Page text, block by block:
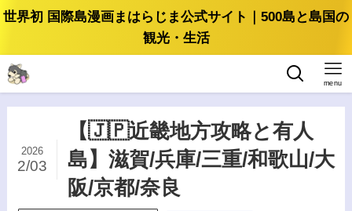
世界初 国際島漫画まはらじま公式サイト｜500島と島国の
観光・生活
menu
【🇯🇵近畿地方攻略と有人
島】滋賀/兵庫/三重/和歌山/大
阪/京都/奈良
2026
2/03